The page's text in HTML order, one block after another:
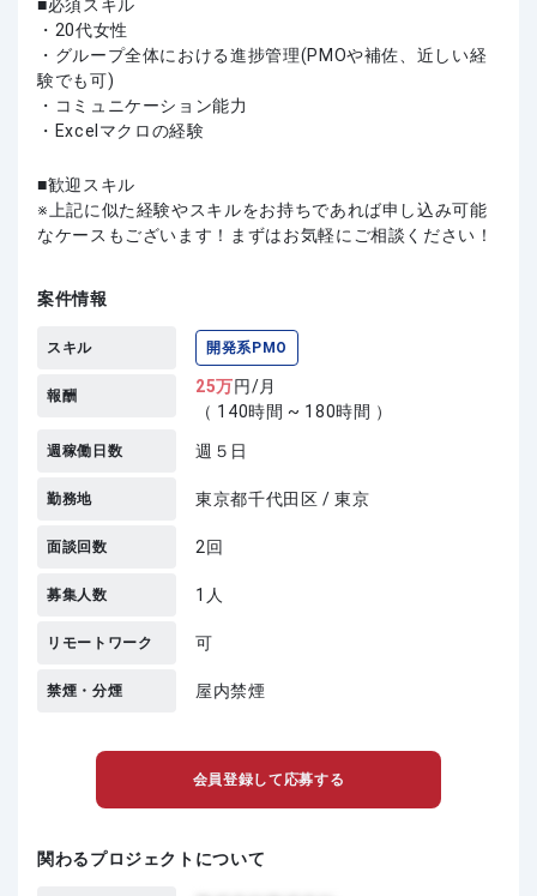
必須スキル
・20代女性
・グループ全体における進捗管理(PMOや補佐、近しい経
験でも可)
・コミュニケーション能力
・Excelマクロの経験
歓迎スキル
上記に似た経験やスキルをお持ちであれば申し込み可能
なケースもございます！まずはお気軽にご相談ください！
案件情報
スキル 開発系PMO
報酬 25万円/月
（ 140時間 ~ 180時間 ）
週稼働日数 週５日
勤務地 東京都千代田区 / 東京
面談回数 2回
募集人数 1人
リモートワーク 可
禁煙・分煙 屋内禁煙
会員登録して応募する
関わるプロジェクトについて